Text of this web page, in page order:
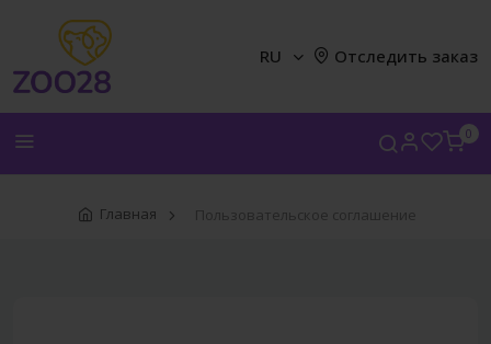
0
RU Отследить заказ
Главная Пользовательское соглашение